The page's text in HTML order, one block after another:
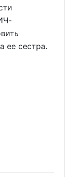
ее сестра.